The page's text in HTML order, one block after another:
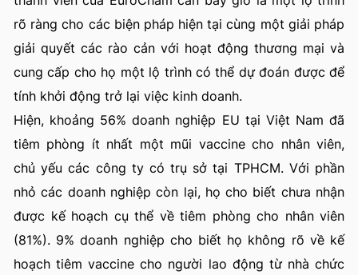
rõ ràng cho các biện pháp hiện tại cùng một giải pháp
giải quyết các rào cản với hoạt động thương mại và
cung cấp cho họ một lộ trình có thể dự đoán được để
tính khởi động trở lại việc kinh doanh.
Hiện, khoảng 56% doanh nghiệp EU tại Việt Nam đã
tiêm phòng ít nhất một mũi vaccine cho nhân viên,
chủ yếu các công ty có trụ sở tại TPHCM. Với phần
nhỏ các doanh nghiệp còn lại, họ cho biết chưa nhận
được kế hoạch cụ thể về tiêm phòng cho nhân viên
(81%). 9% doanh nghiệp cho biết họ không rõ về kế
hoạch tiêm vaccine cho người lao động từ nhà chức